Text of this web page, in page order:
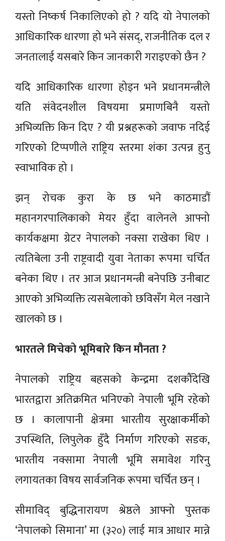
यस्तो निष्कर्ष निकालिएको हो ? यदि यो नेपालको
आधिकारिक धारणा हो भने संसद्, राजनीतिक दल र
जनतालाई यसबारे किन जानकारी गराइएको छैन ?
यदि आधिकारिक धारणा होइन भने प्रधानमन्त्रीले
यति संवेदनशील विषयमा प्रमाणबिनै यस्तो
अभिव्यक्ति किन दिए ? यी प्रश्नहरूको जवाफ नदिई
गरिएको टिप्पणीले राष्ट्रिय स्तरमा शंका उत्पन्न हुनु
स्वाभाविक हो ।
झन् रोचक कुरा के छ भने काठमाडौं
महानगरपालिकाको मेयर हुँदा वालेनले आफ्नो
कार्यकक्षमा ग्रेटर नेपालको नक्सा राखेका थिए ।
त्यतिबेला उनी राष्ट्रवादी युवा नेताका रूपमा चर्चित
बनेका थिए । तर आज प्रधानमन्त्री बनेपछि उनीबाट
आएको अभिव्यक्ति त्यसबेलाको छविसँग मेल नखाने
खालको छ ।
भारतले मिचेको भूमिबारे किन मौनता ?
नेपालको राष्ट्रिय बहसको केन्द्रमा दशकौँदेखि
भारतद्वारा अतिक्रमित भनिएको नेपाली भूमि रहेको
छ । कालापानी क्षेत्रमा भारतीय सुरक्षाकर्मीको
उपस्थिति, लिपुलेक हुँदै निर्माण गरिएको सडक,
भारतीय नक्सामा नेपाली भूमि समावेश गरिनु
लगायतका विषय सार्वजनिक रूपमा चर्चित छन् ।
सीमाविद् बुद्धिनारायण श्रेष्ठले आफ्नो पुस्तक
‘नेपालको सिमाना’ मा (३२०) लाई मात्र आधार मान्ने